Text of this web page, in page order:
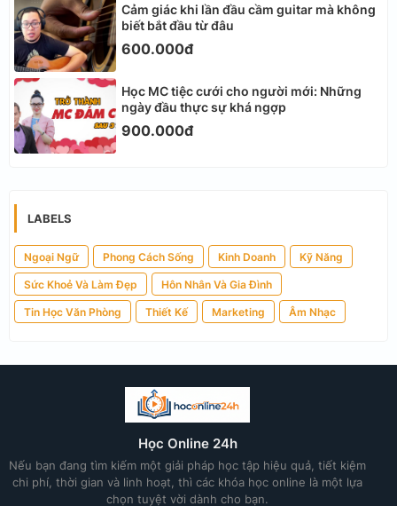
Cảm giác khi lần đầu cầm guitar mà không
biết bắt đầu từ đâu
600.000đ
Học MC tiệc cưới cho người mới: Những
ngày đầu thực sự khá ngợp
900.000đ
LABELS
Ngoại Ngữ Phong Cách Sống Kinh Doanh Kỹ Năng
Sức Khoẻ Và Làm Đẹp Hôn Nhân Và Gia Đình
Tin Học Văn Phòng Thiết Kế Marketing Âm Nhạc
Học Online 24h
Nếu bạn đang tìm kiếm một giải pháp học tập hiệu quả, tiết kiệm
chi phí, thời gian và linh hoạt, thì các khóa học online là một lựa
chọn tuyệt vời dành cho bạn.